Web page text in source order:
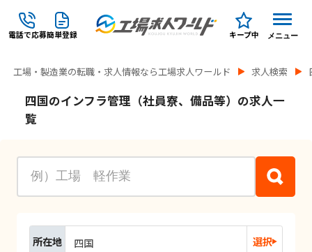
電話で応募簡単登録 キープ中 メニュー
工場・製造業の転職・求人情報なら工場求人ワールド 求人検索
四国のインフラ管理（社員寮、備品等）の求人一
覧
所在地 四国 選択